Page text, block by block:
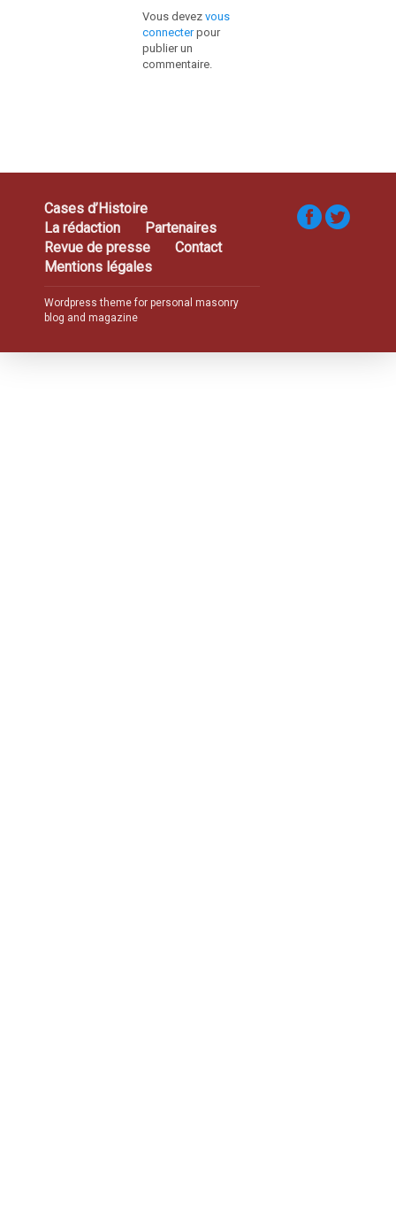
Vous devez vous
connecterpour
publier un
commentaire.
Cases d’Histoire
La rédaction
Partenaires
Revue de presse
Contact
Mentions légales
Wordpress theme for personal masonry
blog and magazine